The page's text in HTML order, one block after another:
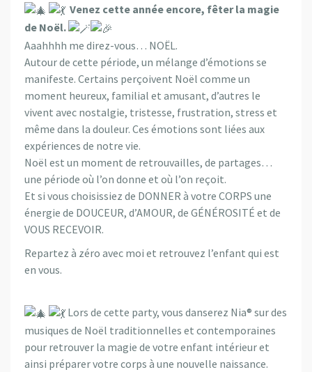
Venez cette année encore, fêter la magie
de Noël.
Aaahhhh me direz-vous… NOËL.
Autour de cette période, un mélange d’émotions se
manifeste. Certains perçoivent Noël comme un
moment heureux, familial et amusant, d’autres le
vivent avec nostalgie, tristesse, frustration, stress et
même dans la douleur. Ces émotions sont liées aux
expériences de notre vie.
Noël est un moment de retrouvailles, de partages…
une période où l’on donne et où l’on reçoit.
Et si vous choisissiez de DONNER à votre CORPS une
énergie de DOUCEUR, d’AMOUR, de GÉNÉROSITÉ et de
VOUS RECEVOIR.
Repartez à zéro avec moi et retrouvez l’enfant qui est
en vous.
Lors de cette party, vous danserez Nia® sur des
musiques de Noël traditionnelles et contemporaines
pour retrouver la magie de votre enfant intérieur et
ainsi préparer votre corps à une nouvelle naissance.